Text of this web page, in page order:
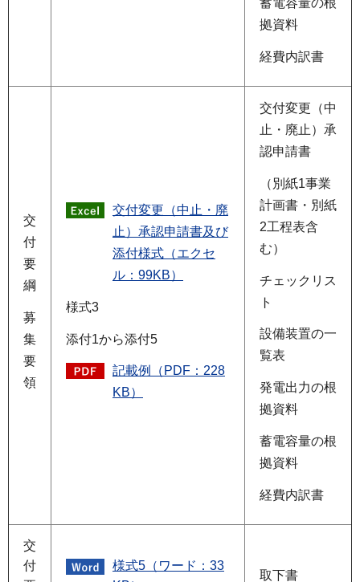
蓄電容量の根
拠資料
経費内訳書
交
付
要
綱
募
集
要
領
交付変更（中止・廃
止）承認申請書及び
添付様式（エクセ
ル：99KB）
様式3
添付1から添付5
記載例（PDF：228
KB）
交付変更（中
止・廃止）承
認申請書
（別紙1事業
計画書・別紙
2工程表含
む）
チェックリス
ト
設備装置の一
覧表
発電出力の根
拠資料
蓄電容量の根
拠資料
経費内訳書
交
付
様式5（ワード：33
取下書